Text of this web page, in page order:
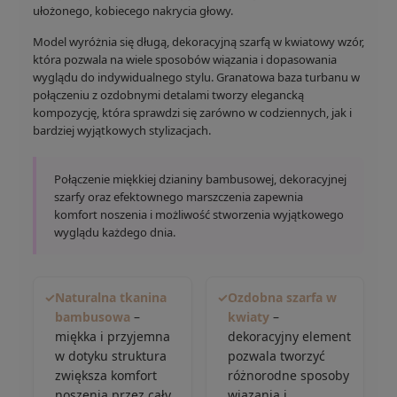
ułożonego, kobiecego nakrycia głowy.
Model wyróżnia się długą, dekoracyjną szarfą w kwiatowy wzór,
która pozwala na wiele sposobów wiązania i dopasowania
wyglądu do indywidualnego stylu. Granatowa baza turbanu w
połączeniu z ozdobnymi detalami tworzy elegancką
kompozycję, która sprawdzi się zarówno w codziennych, jak i
bardziej wyjątkowych stylizacjach.
Połączenie miękkiej dzianiny bambusowej, dekoracyjnej
szarfy oraz efektownego marszczenia zapewnia
komfort noszenia i możliwość stworzenia wyjątkowego
wyglądu każdego dnia.
✓Naturalna tkanina
bambusowa –
miękka i przyjemna
w dotyku struktura
zwiększa komfort
✓Ozdobna szarfa w
kwiaty–
dekoracyjny element
pozwala tworzyć
różnorodne sposoby